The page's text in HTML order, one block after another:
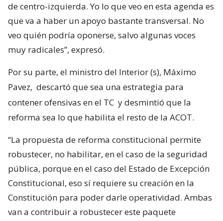
de centro-izquierda. Yo lo que veo en esta agenda es
que va a haber un apoyo bastante transversal. No
veo quién podría oponerse, salvo algunas voces
muy radicales”, expresó.
Por su parte, el ministro del Interior (s), Máximo
Pavez, descartó que sea una estrategia para
contener ofensivas en el TC y desmintió que la
reforma sea lo que habilita el resto de la ACOT.
“La propuesta de reforma constitucional permite
robustecer, no habilitar, en el caso de la seguridad
pública, porque en el caso del Estado de Excepción
Constitucional, eso sí requiere su creación en la
Constitución para poder darle operatividad. Ambas
van a contribuir a robustecer este paquete